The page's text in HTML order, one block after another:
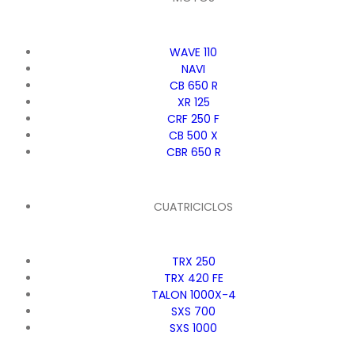
WAVE 110
NAVI
CB 650 R
XR 125
CRF 250 F
CB 500 X
CBR 650 R
CUATRICICLOS
TRX 250
TRX 420 FE
TALON 1000X-4
SXS 700
SXS 1000